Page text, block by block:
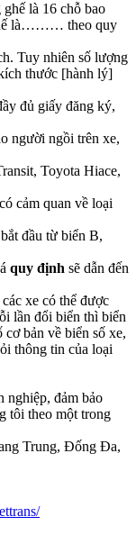
ghế là 16 chỗ bao
là……… theo quy
Tuy nhiên số lượng
thước [hành lý]
đủ giấy đăng ký,
người ngồi trên xe,
Toyota Hiace,
cảm quan về loại
đầu từ biển B,
quy định sẽ dẫn đến
xe có thể được
lần đổi biển thì biển
bản về biển số xe,
thông tin của loại
nghiệp, đảm bảo
tôi theo một trong
Trung, Đống Đa,